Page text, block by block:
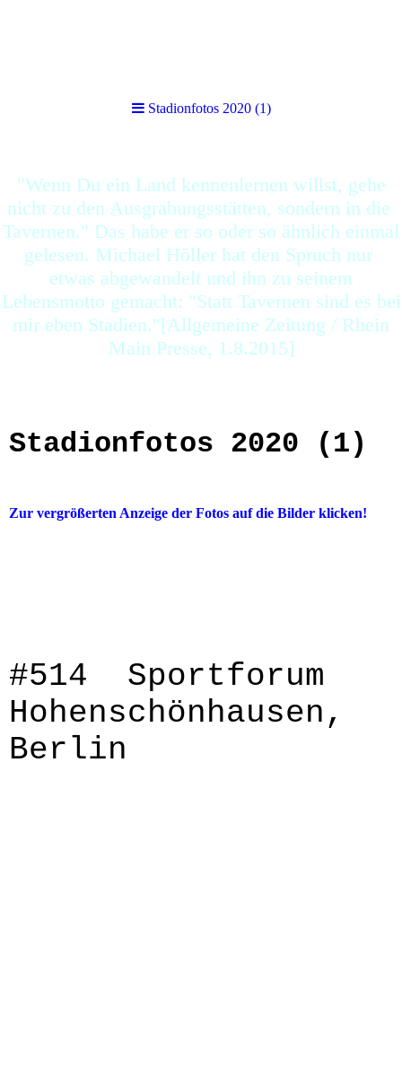
Stadionfotos 2020 (1)
"Wenn Du ein Land kennenlernen willst, gehe
nicht zu den Ausgrabungsstätten, sondern in die
Tavernen." Das habe er so oder so ähnlich einmal
gelesen. Michael Höller hat den Spruch nur
etwas abgewandelt und ihn zu seinem
Lebensmotto gemacht: "Statt Tavernen sind es bei
mir eben Stadien."[Allgemeine Zeitung / Rhein
Main Presse, 1.8.2015]
Stadionfotos 2020 (1)
Zur vergrößerten Anzeige der Fotos auf die Bilder klicken!
#514 Sportforum
Hohenschönhausen,
Berlin
Stadionfotos 2020 (1)